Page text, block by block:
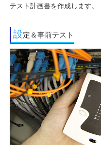
テスト計画書を作成します。
設定＆事前テスト